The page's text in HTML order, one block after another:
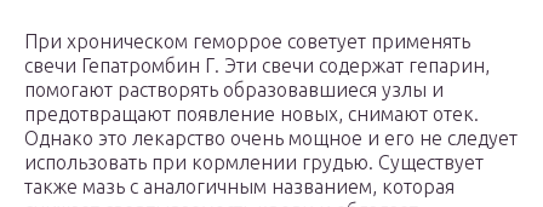
При хроническом геморрое советует применять
свечи Гепатромбин Г. Эти свечи содержат гепарин,
помогают растворять образовавшиеся узлы и
предотвращают появление новых, снимают отек.
Однако это лекарство очень мощное и его не следует
использовать при кормлении грудью. Существует
также мазь с аналогичным названием, которая